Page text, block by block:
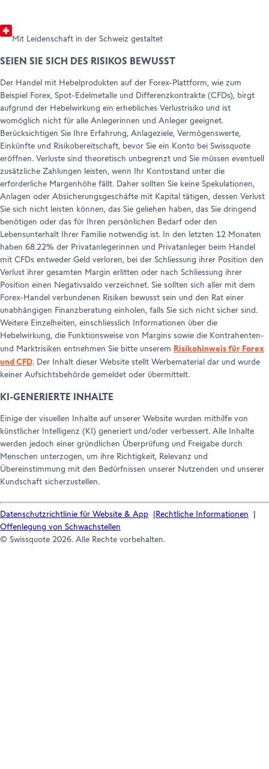
Mit Leidenschaft in der Schweiz gestaltet
SEIEN SIE SICH DES RISIKOS BEWUSST
Der Handel mit Hebelprodukten auf der Forex-Plattform, wie zum
Beispiel Forex, Spot-Edelmetalle und Differenzkontrakte (CFDs), birgt
aufgrund der Hebelwirkung ein erhebliches Verlustrisiko und ist
womöglich nicht für alle Anlegerinnen und Anleger geeignet.
Berücksichtigen Sie Ihre Erfahrung, Anlageziele, Vermögenswerte,
Einkünfte und Risikobereitschaft, bevor Sie ein Konto bei Swissquote
eröffnen. Verluste sind theoretisch unbegrenzt und Sie müssen eventuell
zusätzliche Zahlungen leisten, wenn Ihr Kontostand unter die
erforderliche Margenhöhe fällt. Daher sollten Sie keine Spekulationen,
Anlagen oder Absicherungsgeschäfte mit Kapital tätigen, dessen Verlust
Sie sich nicht leisten können, das Sie geliehen haben, das Sie dringend
benötigen oder das für Ihren persönlichen Bedarf oder den
Lebensunterhalt Ihrer Familie notwendig ist. In den letzten 12 Monaten
haben 68.22% der Privatanlegerinnen und Privatanleger beim Handel
mit CFDs entweder Geld verloren, bei der Schliessung ihrer Position den
Verlust ihrer gesamten Margin erlitten oder nach Schliessung ihrer
Position einen Negativsaldo verzeichnet. Sie sollten sich aller mit dem
Forex-Handel verbundenen Risiken bewusst sein und den Rat einer
unabhängigen Finanzberatung einholen, falls Sie sich nicht sicher sind.
Weitere Einzelheiten, einschliesslich Informationen über die
Hebelwirkung, die Funktionsweise von Margins sowie die Kontrahenten-
und Marktrisiken entnehmen Sie bitte unserem Risikohinweis für Forex
und CFD. Der Inhalt dieser Website stellt Werbematerial dar und wurde
keiner Aufsichtsbehörde gemeldet oder übermittelt.
KI-GENERIERTE INHALTE
Einige der visuellen Inhalte auf unserer Website wurden mithilfe von
künstlicher Intelligenz (KI) generiert und/oder verbessert. Alle Inhalte
werden jedoch einer gründlichen Überprüfung und Freigabe durch
Menschen unterzogen, um ihre Richtigkeit, Relevanz und
Übereinstimmung mit den Bedürfnissen unserer Nutzenden und unserer
Kundschaft sicherzustellen.
Datenschutzrichtlinie für Website & App
Rechtliche Informationen
Offenlegung von Schwachstellen
© Swissquote 2026. Alle Rechte vorbehalten.